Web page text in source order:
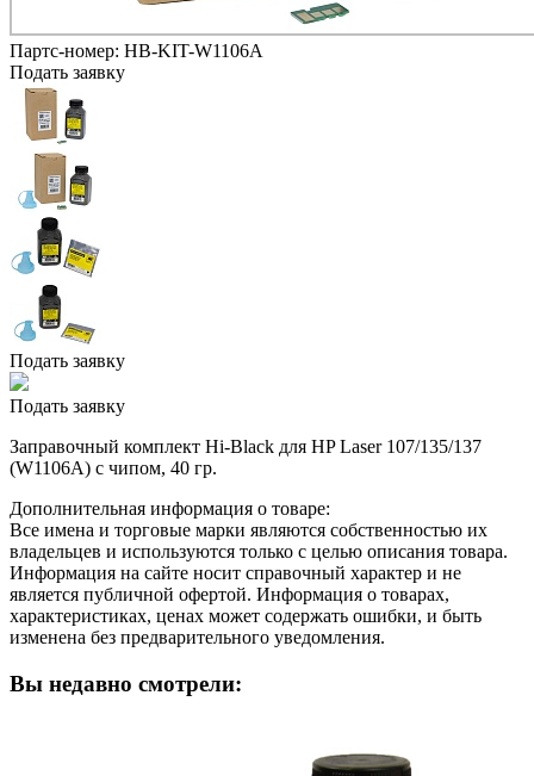
Партс-номер: HB-KIT-W1106A
Подать заявку
Подать заявку
Подать заявку
Заправочный комплект Hi-Black для HP Laser 107/135/137
(W1106A) с чипом, 40 гр.
Дополнительная информация о товаре:
Все имена и торговые марки являются собственностью их
владельцев и используются только с целью описания товара.
Информация на сайте носит справочный характер и не
является публичной офертой. Информация о товарах,
характеристиках, ценах может содержать ошибки, и быть
изменена без предварительного уведомления.
Вы недавно смотрели: